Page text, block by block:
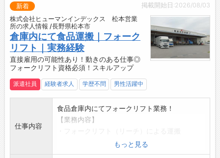
・スキルを身につけたい方
【備考】
・営業回りには、自家用車を使用していただき
ます。
・別途、ガソリン代支給
・タブレット：支給
掲載開始日:2026/08/03
新着
株式会社ヒューマンインデックス 松本営業
所の求人情報 /長野県松本市
倉庫内にて食品運搬｜フォーク
リフト｜実務経験
直接雇用の可能性あり！動きのある仕事◎
フォークリフト資格必須！スキルアップ
派遣社員 経験者求人 学歴不問 男性活躍中
仕事内容
食品倉庫内にてフォークリフト業務！
【業務内容】
◆取り扱う商品はビンなど！慎重な作業が必要
もっと見る